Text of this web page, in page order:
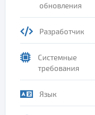
обновления
Разработчик
Системные
требования
Язык